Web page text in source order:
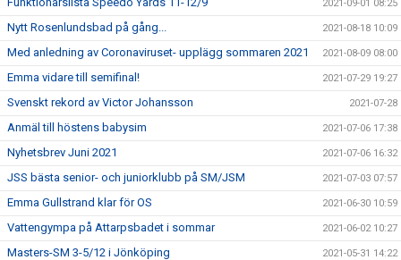
2021-09-01 08:25
Nytt Rosenlundsbad på gång... 2021-08-18 10:09
Med anledning av Coronaviruset- upplägg sommaren 2021 2021-08-09 08:00
Emma vidare till semifinal! 2021-07-29 19:27
Svenskt rekord av Victor Johansson 2021-07-28
Anmäl till höstens babysim 2021-07-06 17:38
Nyhetsbrev Juni 2021 2021-07-06 16:32
JSS bästa senior- och juniorklubb på SM/JSM 2021-07-03 07:57
Emma Gullstrand klar för OS 2021-06-30 10:59
Vattengympa på Attarpsbadet i sommar 2021-06-02 10:27
Masters-SM 3-5/12 i Jönköping 2021-05-31 14:22